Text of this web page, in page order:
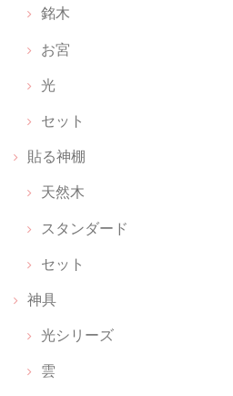
丁寧な包装📦で取り扱いが良いですね 光
る前に取り出してしまったので、置き方
良いのが見つかりました
お守りのおうち レザー
お守りをキーホルダー感覚で付けられて
銘木
お宮
光
セット
貼る神棚
天然木
スタンダード
セット
神具
光シリーズ
雲